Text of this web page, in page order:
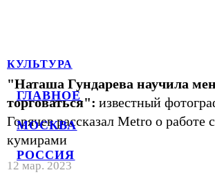
ГЛАВНОЕ
МОСКВА
РОССИЯ
КУЛЬТУРА
"Наташа Гундарева научила
торговаться": известный
Горячев рассказал Metro о работе
кумирами
12 мар. 2023